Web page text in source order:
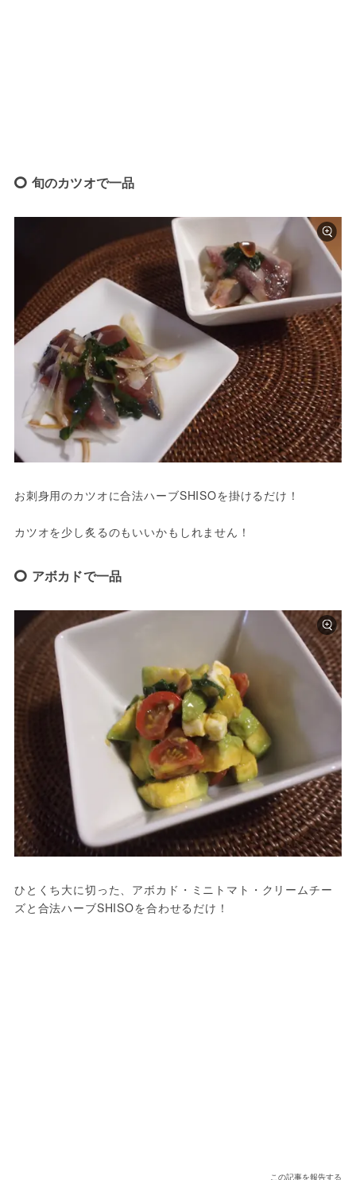
旬のカツオで一品
お刺身用のカツオに合法ハーブSHISOを掛けるだけ！
カツオを少し炙るのもいいかもしれません！
アボカドで一品
ひとくち大に切った、アボカド・ミニトマト・クリームチー
ズと合法ハーブSHISOを合わせるだけ！
この記事を報告する